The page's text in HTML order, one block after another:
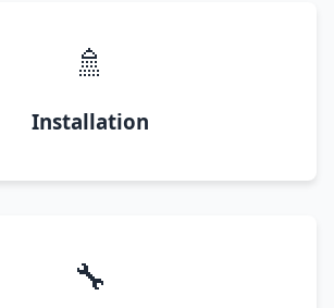
🚿
Installation
🔧